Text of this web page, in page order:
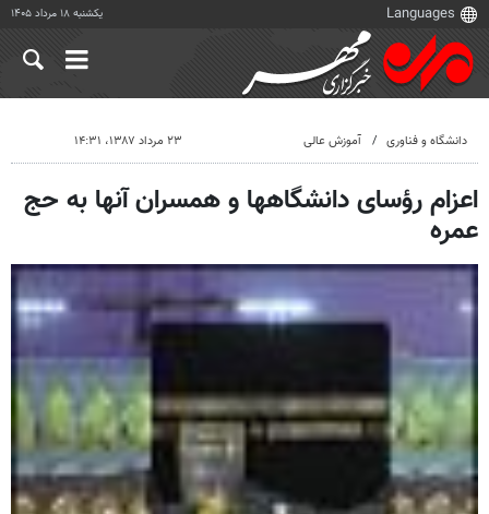
یکشنبه ۱۸ مرداد ۱۴۰۵
دانشگاه و فناوری آموزش عالی ۲۳ مرداد ۱۳۸۷، ۱۴:۳۱
اعزام رؤسای دانشگاهها و همسران آنها به حج
عمره